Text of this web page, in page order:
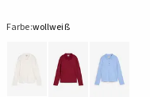
Farbe:wollweiß